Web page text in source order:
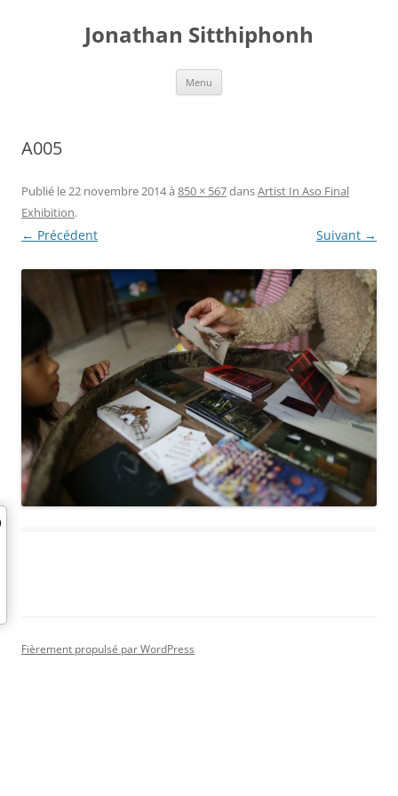
Jonathan Sitthiphonh
Menu
A005
Publié le22 novembre 2014à 850 × 567dansArtist In Aso Final
Exhibition.
← Précédent Suivant →
Fièrement propulsé par WordPress